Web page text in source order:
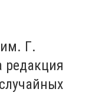
Г.
редакция